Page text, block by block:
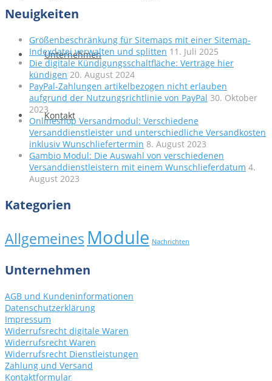
Unternehmen
Kontakt
Neuigkeiten
Größenbeschränkung für Sitemaps mit einer Sitemap-
Indexdatei verwalten und splitten 11. Juli 2025
Die digitale Kündigungsschaltfläche: Verträge hier
kündigen 20. August 2024
PayPal-Zahlungen artikelbezogen nicht erlauben
aufgrund der Nutzungsrichtlinie von PayPal 30. Oktober
2023
Onlineshop Versandmodul: Verschiedene
Versanddienstleister und unterschiedliche Versandkosten
inklusiv Wunschliefertermin 8. August 2023
Gambio Modul: Die Auswahl von verschiedenen
Versanddienstleistern mit einem Wunschlieferdatum 4.
August 2023
Kategorien
Allgemeines Module Nachrichten
Unternehmen
AGB und Kundeninformationen
Datenschutzerklärung
Impressum
Widerrufsrecht digitale Waren
Widerrufsrecht Waren
Widerrufsrecht Dienstleistungen
Zahlung und Versand
Kontaktformular